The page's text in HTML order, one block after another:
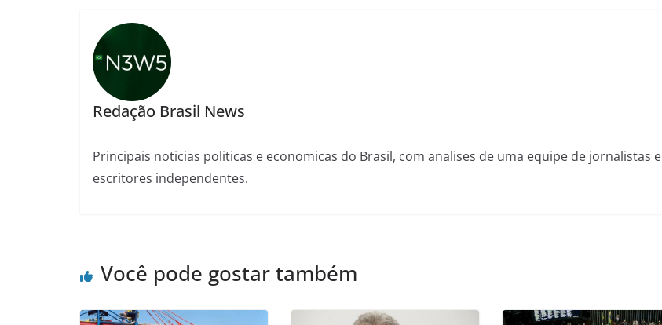
Redação Brasil News
Principais noticias politicas e economicas do Brasil, com analises de uma equipe de jornalistas e
escritores independentes.
Você pode gostar também